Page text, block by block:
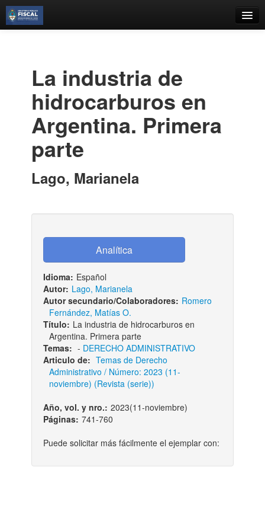
Estantes Virtuales
Contacto
Iniciar sesión
La industria de
hidrocarburos en
Argentina. Primera
parte
Lago, Marianela
Idioma: Español
Autor: Lago, Marianela
Autor secundario/Colaboradores: Romero
Fernández, Matías O.
Título: La industria de hidrocarburos en
Argentina. Primera parte
Temas: - DERECHO ADMINISTRATIVO
Articulo de: Temas de Derecho
Administrativo / Número: 2023 (11-
noviembre) (Revista (serie))
Año, vol. y nro.: 2023(11-noviembre)
Páginas: 741-760
Puede solicitar más fácilmente el ejemplar con: